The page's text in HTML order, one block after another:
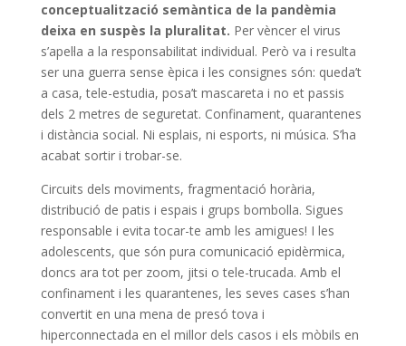
conceptualització semàntica de la pandèmia
deixa en suspès la pluralitat. Per vèncer el virus
s’apel·la a la responsabilitat individual. Però va i resulta
ser una guerra sense èpica i les consignes són: queda’t
a casa, tele-estudia, posa’t mascareta i no et passis
dels 2 metres de seguretat. Confinament, quarantenes
i distància social. Ni esplais, ni esports, ni música. S’ha
acabat sortir i trobar-se.
Circuits dels moviments, fragmentació horària,
distribució de patis i espais i grups bombolla. Sigues
responsable i evita tocar-te amb les amigues! I les
adolescents, que són pura comunicació epidèrmica,
doncs ara tot per zoom, jitsi o tele-trucada. Amb el
confinament i les quarantenes, les seves cases s’han
convertit en una mena de presó tova i
hiperconnectada en el millor dels casos i els mòbils en